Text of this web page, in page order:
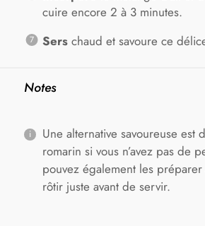
cuire encore 2 à 3 minutes.
Serschaud et savoure ce
Notes
Une alternative savoureuse est
romarin si vous n’avez pas de
pouvez également les préparer
rôtir juste avant de servir.